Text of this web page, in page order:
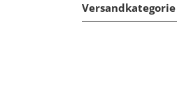
Versandkategorie